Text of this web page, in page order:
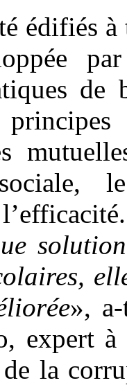
édifiés
de
»,
expert à
la